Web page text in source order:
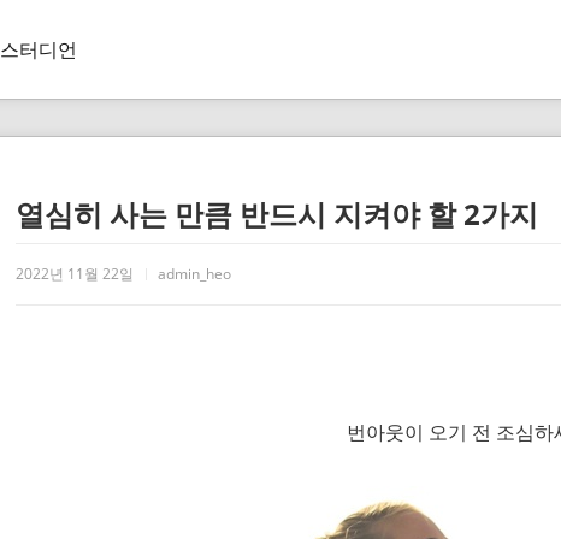
스터디언
열심히 사는 만큼 반드시 지켜야 할 2가지
2022년 11월 22일 admin_heo
번아웃이 오기 전 조심하